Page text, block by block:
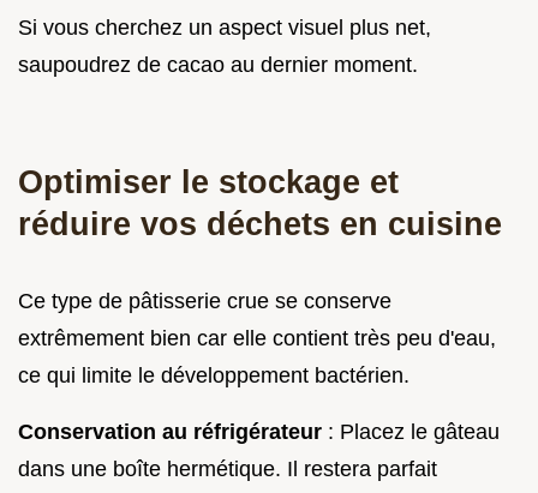
Si vous cherchez un aspect visuel plus net,
saupoudrez de cacao au dernier moment.
Optimiser le stockage et
réduire vos déchets en cuisine
Ce type de pâtisserie crue se conserve
extrêmement bien car elle contient très peu d'eau,
ce qui limite le développement bactérien.
Conservation au réfrigérateur : Placez le gâteau
dans une boîte hermétique. Il restera parfait